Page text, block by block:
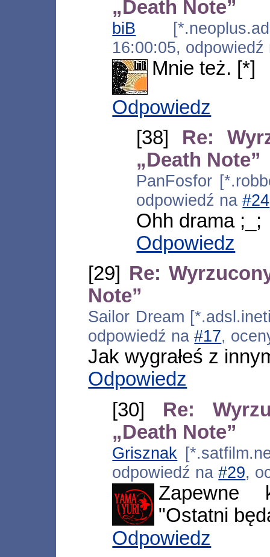
„Death Note”
biB
16:00:05,
Mnie też. [*]
Odpowiedz
[38] Re:
„Death Note”
PanFosfor
odpowiedź na#24
Ohh drama ;_;
Odpowiedz
[29] Re:
Note”
Sailor Dream
odpowiedź na#17,
Jak wygrałeś z
Odpowiedz
[30] Re:
„Death Note”
Grisznak
odpowiedź na#29,
Zapewne
"Ostatni
Odpowiedz